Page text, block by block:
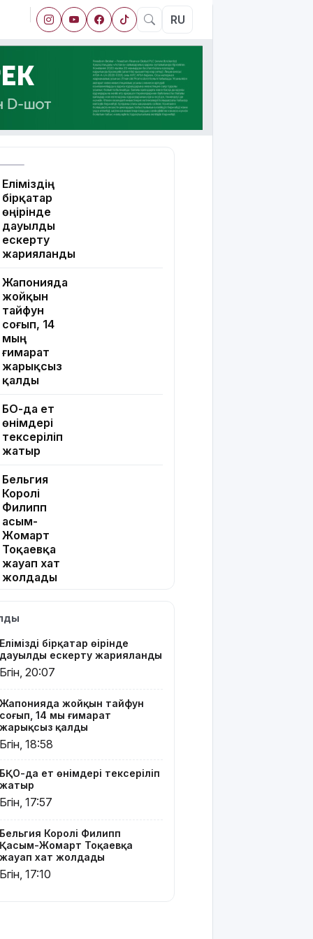
RU
Еліміздің
бірқатар
өңірінде
дауылды
ескерту
жарияланды
Жапонияда
жойқын
тайфун
соғып, 14
мың
ғимарат
жарықсыз
қалды
БҚО-да ет
өнімдері
тексеріліп
жатыр
Бельгия
Королі
Филипп
Қасым-
Жомарт
Тоқаевқа
жауап хат
жолдады
құтқарушылар
ер адамды
ажалдан
арашалады
Жамбыл
облысында
19 мың
гектар
қарасора
өседі
партиясы:
Қазақстан –
зайырлы
мемлекет,
Еліміздің бірқатар өңірінде
дауылды ескерту жарияланды
Бүгін, 20:07
Жапонияда жойқын тайфун
соғып, 14 мың ғимарат
жарықсыз қалды
Бүгін, 18:58
БҚО-да ет өнімдері тексеріліп
жатыр
Бүгін, 17:57
Бельгия Королі Филипп
Қасым-Жомарт Тоқаевқа
жауап хат жолдады
Бүгін, 17:10